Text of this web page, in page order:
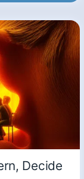
Decide